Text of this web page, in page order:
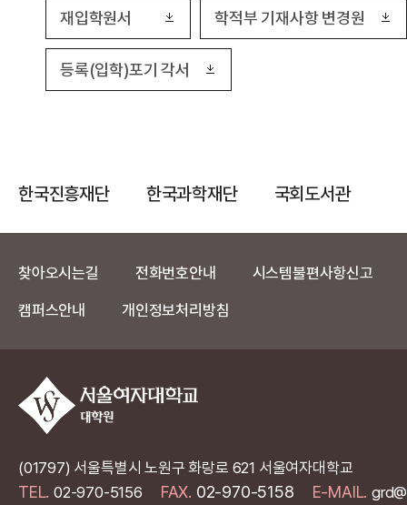
재입학원서 학적부 기재사항 변경원
등록(입학)포기 각서
(01797) 서울특별시 노원구 화랑로 621 서울여자대학교
TEL. 02-970-5156 FAX. 02-970-5158 E-MAIL.
한국진흥재단 한국과학재단 국회도서관
찾아오시는길 전화번호안내 시스템불편사항신고
캠퍼스안내 개인정보처리방침